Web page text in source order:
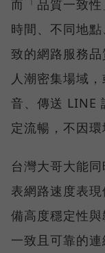
而「品質一致
時間、不同地
致的網路服務
人潮密集場域
音、傳送 LINE
定流暢，不因環
台灣大哥大能
表網路速度表
備高度穩定性
一致且可靠的連